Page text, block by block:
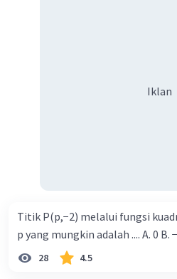
Iklan
Titik P(p,−2) melalui fungsi
p yang mungkin adalah .... A. 0 B.
28 4.5